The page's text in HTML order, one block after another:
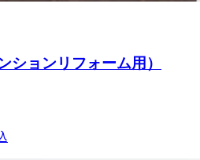
ョンリフォーム用）